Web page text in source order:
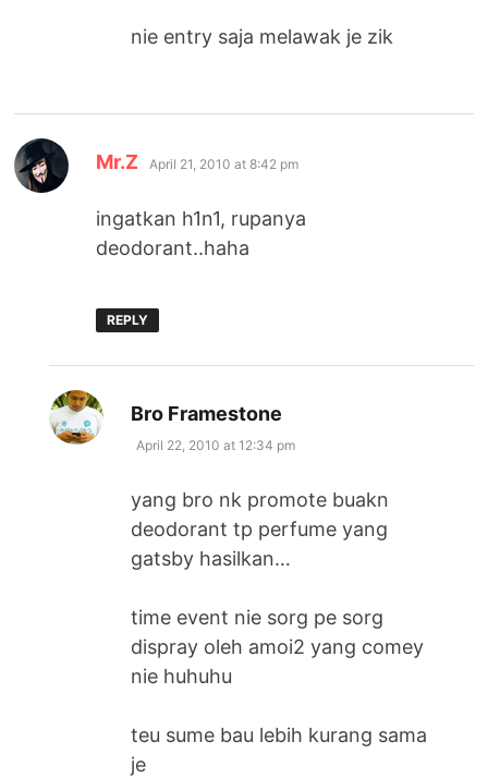
nie entry saja melawak je zik
Mr.Z says:
April 21, 2010 at 8:42 pm
ingatkan h1n1, rupanya
deodorant..haha
REPLY
Bro Framestone
April 22, 2010 at 12:34 pm
yang bro nk promote buakn
deodorant tp perfume yang
gatsby hasilkan…
time event nie sorg pe sorg
dispray oleh amoi2 yang comey
nie huhuhu
teu sume bau lebih kurang sama
je